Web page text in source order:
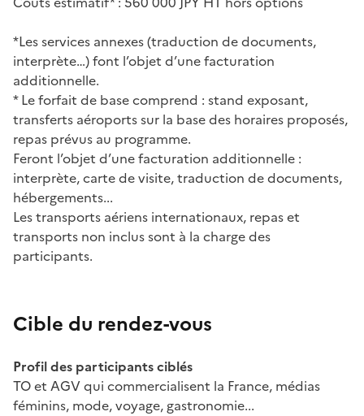
*Les services annexes (traduction de documents,
interprète…) font l’objet d’une facturation
additionnelle.
* Le forfait de base comprend : stand exposant,
transferts aéroports sur la base des horaires proposés,
repas prévus au programme.
Feront l’objet d’une facturation additionnelle :
interprète, carte de visite, traduction de documents,
hébergements...
Les transports aériens internationaux, repas et
transports non inclus sont à la charge des
participants.
Cible du rendez-vous
Profil des participants ciblés
TO et AGV qui commercialisent la France, médias
féminins, mode, voyage, gastronomie...